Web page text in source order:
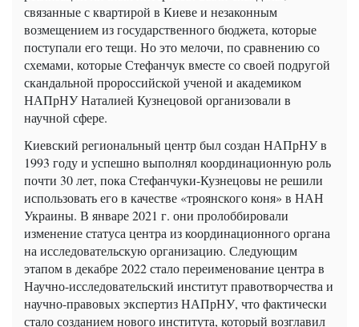
связанные с квартирой в Киеве и незаконным
возмещением из государственного бюджета, которые
поступали его тещи. Но это мелочи, по сравнению со
схемами, которые Стефанчук вместе со своей подругой
скандальной пророссийской ученой и академиком
НАПрНУ Наталией Кузнецовой организовали в
научной сфере.
Киевский региональный центр был создан НАПрНУ в
1993 году и успешно выполнял координационную роль
почти 30 лет, пока Стефанчуки-Кузнецовы не решили
использовать его в качестве «троянского коня» в НАН
Украины. В январе 2021 г. они пролоббировали
изменение статуса центра из координационного органа
на исследовательскую организацию. Следующим
этапом в декабре 2022 стало переименование центра в
Научно-исследовательский институт правотворчества и
научно-правовых экспертиз НАПрНУ, что фактически
стало созданием нового института, который возглавил